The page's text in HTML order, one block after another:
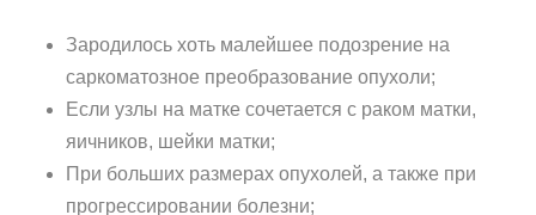
Зародилось хоть малейшее подозрение на
саркоматозное преобразование опухоли;
Если узлы на матке сочетается с раком матки,
яичников, шейки матки;
При больших размерах опухолей, а также при
прогрессировании болезни;